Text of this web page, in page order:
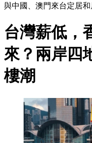
與中國、澳門來台定居
台灣薪低，
來？兩岸四
樓潮